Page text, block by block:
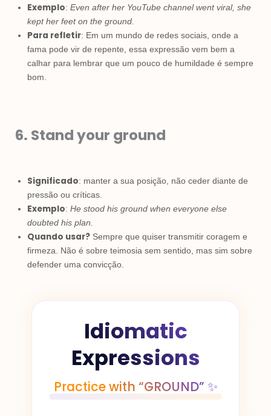
Exemplo: Even after her YouTube channel went viral, she
kept her feet on the ground.
Para refletir: Em um mundo de redes sociais, onde a
fama pode vir de repente, essa expressão vem bem a
calhar para lembrar que um pouco de humildade é sempre
bom.
6. Stand your ground
Significado: manter a sua posição, não ceder diante de
pressão ou críticas.
Exemplo: He stood his ground when everyone else
doubted his plan.
Quando usar? Sempre que quiser transmitir coragem e
firmeza. Não é sobre teimosia sem sentido, mas sim sobre
defender uma convicção.
Idiomatic
Expressions
Practice with “GROUND” ✨